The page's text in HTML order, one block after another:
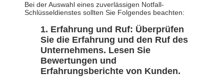
Bei der Auswahl eines zuverlässigen Notfall-
Schlüsseldienstes sollten Sie Folgendes beachten:
Erfahrung und Ruf: Überprüfen
Sie die Erfahrung und den Ruf des
Unternehmens. Lesen Sie
Bewertungen und
Erfahrungsberichte von Kunden.